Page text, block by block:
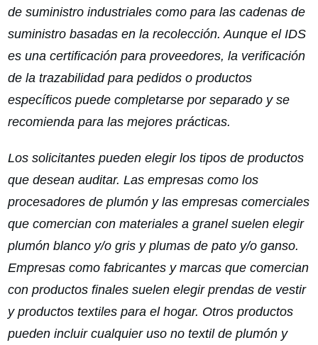
de suministro industriales como para las cadenas de
suministro basadas en la recolección. Aunque el IDS
es una certificación para proveedores, la verificación
de la trazabilidad para pedidos o productos
específicos puede completarse por separado y se
recomienda para las mejores prácticas.
Los solicitantes pueden elegir los tipos de productos
que desean auditar. Las empresas como los
procesadores de plumón y las empresas comerciales
que comercian con materiales a granel suelen elegir
plumón blanco y/o gris y plumas de pato y/o ganso.
Empresas como fabricantes y marcas que comercian
con productos finales suelen elegir prendas de vestir
y productos textiles para el hogar. Otros productos
pueden incluir cualquier uso no textil de plumón y